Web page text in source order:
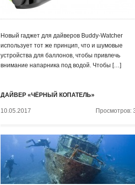
Новый гаджет для дайверов Buddy-Watcher
использует тот же принцип, что и шумовые
устройства для баллонов, чтобы привлечь
внимание напарника под водой. Чтобы […]
ДАЙВЕР «ЧЁРНЫЙ КОПАТЕЛЬ»
10.05.2017 Просмотров: